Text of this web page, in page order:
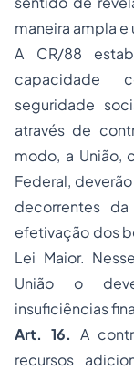
maneira ampla e
A CR/88
capacidade
seguridade
através de
modo, a União,
Federal,
decorrentes
efetivação dos
Lei Maior.
União o
insuficiências
Art. 16. A
recursos